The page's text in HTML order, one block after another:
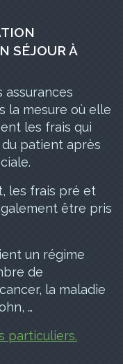
SÉJOUR À
la mesure où elle
les frais qui
patient après
les frais pré et
être pris
un régime
de
la maladie
…
particuliers.